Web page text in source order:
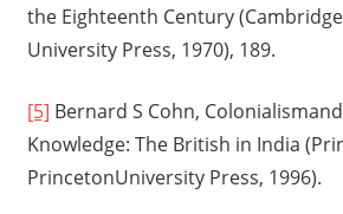
the Eighteenth Century
University Press, 1970), 189.
[5] Bernard S Cohn,
Knowledge: The British in India
PrincetonUniversity Press, 1996).